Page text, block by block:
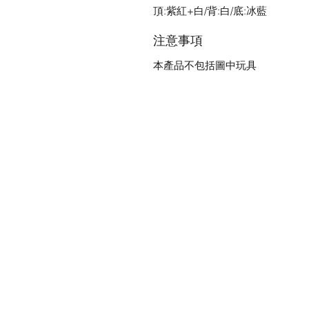
頂:紫紅+白/背:白/底:冰藍
注意事項
本產品不包括圖中玩具